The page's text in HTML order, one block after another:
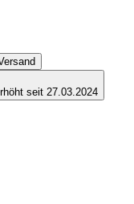
seit 27.03.2024